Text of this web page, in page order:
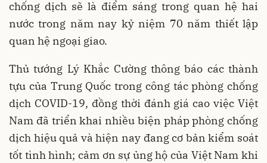
chống dịch sẽ là điểm sáng trong quan hệ hai
nước trong năm nay kỷ niệm 70 năm thiết lập
quan hệ ngoại giao.
Thủ tướng Lý Khắc Cường thông báo các thành
tựu của Trung Quốc trong công tác phòng chống
dịch COVID-19, đồng thời đánh giá cao việc Việt
Nam đã triển khai nhiều biện pháp phòng chống
dịch hiệu quả và hiện nay đang cơ bản kiểm soát
tốt tình hình; cảm ơn sự ủng hộ của Việt Nam khi